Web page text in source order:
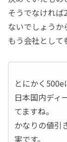
そうでなけれ
ないでしょうか
もう会社として
とにかく500e
日本国内ディ
てますね。
かなりの値引
実です。